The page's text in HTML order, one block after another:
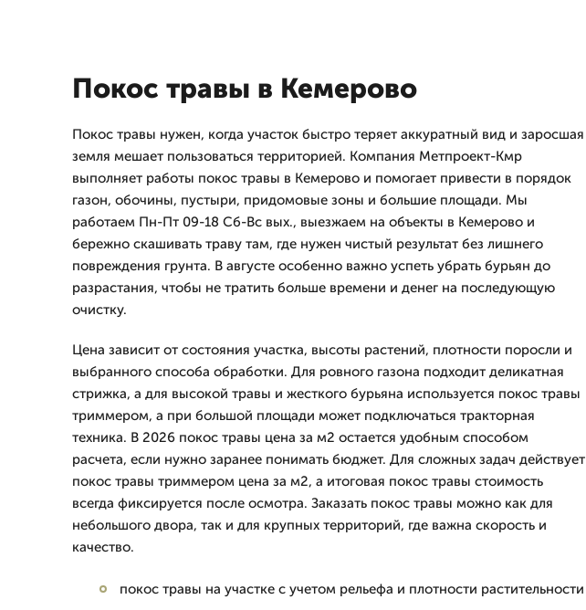
Покос травы в Кемерово
Покос травы нужен, когда участок быстро теряет аккуратный вид и заросшая
земля мешает пользоваться территорией. Компания Метпроект-Кмр
выполняет работы покос травы в Кемерово и помогает привести в порядок
газон, обочины, пустыри, придомовые зоны и большие площади. Мы
работаем Пн-Пт 09-18 Сб-Вс вых., выезжаем на объекты в Кемерово и
бережно скашивать траву там, где нужен чистый результат без лишнего
повреждения грунта. В августе особенно важно успеть убрать бурьян до
разрастания, чтобы не тратить больше времени и денег на последующую
очистку.
Цена зависит от состояния участка, высоты растений, плотности поросли и
выбранного способа обработки. Для ровного газона подходит деликатная
стрижка, а для высокой травы и жесткого бурьяна используется покос травы
триммером, а при большой площади может подключаться тракторная
техника. В 2026 покос травы цена за м2 остается удобным способом
расчета, если нужно заранее понимать бюджет. Для сложных задач действует
покос травы триммером цена за м2, а итоговая покос травы стоимость
всегда фиксируется после осмотра. Заказать покос травы можно как для
небольшого двора, так и для крупных территорий, где важна скорость и
качество.
покос травы на участке с учетом рельефа и плотности растительности